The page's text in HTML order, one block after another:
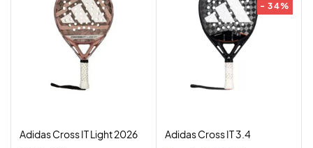
Adidas Cross IT Light 2026
- 34%
Adidas Cross IT 3.4